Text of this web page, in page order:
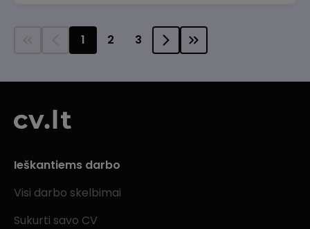
1 2 3
Ieškantiems darbo
Visi darbo skelbimai
Sukurti savo CV